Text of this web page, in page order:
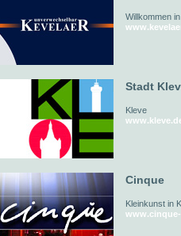
Willkommen
Stadt
Kleve
Cinque
Kleinkunst in